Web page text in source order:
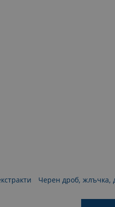
Черен дроб, жлъчка,